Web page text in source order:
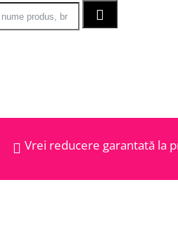
Vrei reducere garantată la